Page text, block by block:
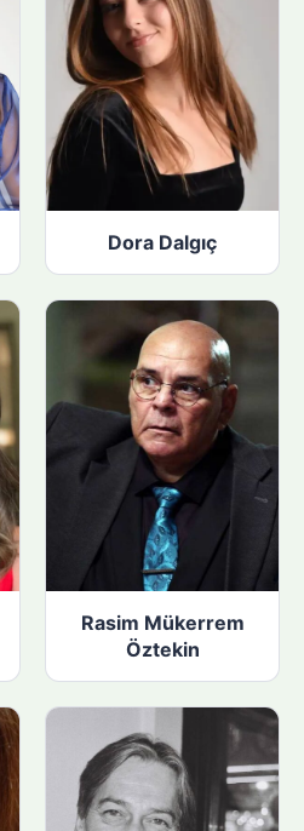
Dora Dalgıç
Rasim Mükerrem
Öztekin